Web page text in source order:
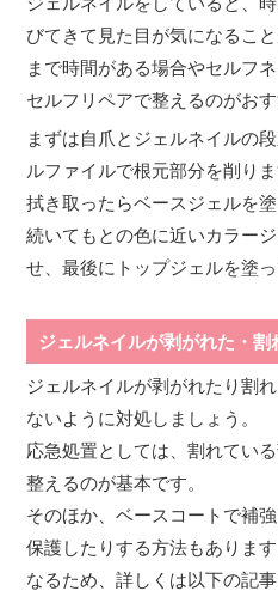
びてきて見た目が気になるこ
まで時間がある場合やセルフ
セルフリペアで整えるのがおす
まずは自爪とジェルネイルの
ルファイルで根元部分を削り
拭き取ったらベースジェルを
続いてもとの色に近いカラー
せ、最後にトップジェルを塗
ジェルネイルが剥がれた・割
ジェルネイルが剥がれたり割
ないように対処しましょう。
応急処置としては、割れてい
整えるのが基本です。
そのほか、ベースコートで補
保護したりする方法もありま
なるため、詳しくは以下の記